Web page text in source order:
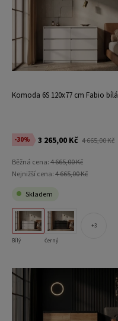
Komoda 6S 120x77 cm Fabio bílá
-30% 3 265,00 Kč 4 665,00 Kč
Běžná cena: 4 665,00 Kč
Nejnižší cena: 4 665,00 Kč
Skladem
Bílý Černý
3